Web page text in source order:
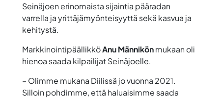
Seinäjoen erinomaista sijaintia pääradan
varrella ja yrittäjämyönteisyyttä sekä kasvua ja
kehitystä.
MarkkinointipäällikköAnu Männikönmukaan oli
hienoa saada kilpailijat Seinäjoelle.
– Olimme mukana Diilissä jo vuonna 2021.
Silloin pohdimme, että haluaisimme saada